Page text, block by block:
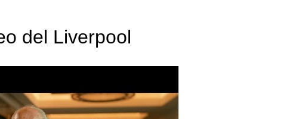
del Liverpool